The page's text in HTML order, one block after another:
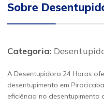
Sobre
Categoria:
A Desentupidora 24 Horas
desentupimento em
eficiência no desentupimento